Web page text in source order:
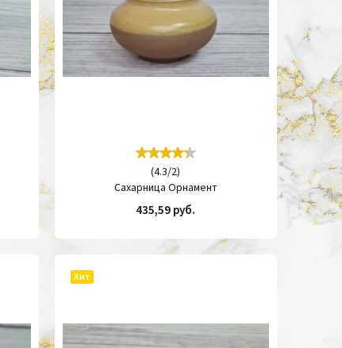
(4.3/2)
Сахарница Орнамент
435,59 руб.
Хит